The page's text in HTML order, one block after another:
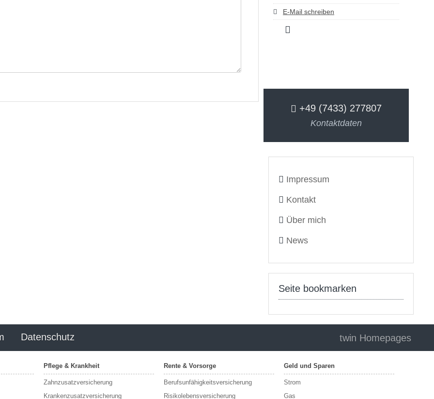
E-Mail schreiben
+49 (7433) 277807
Kontaktdaten
Impressum
Kontakt
Über mich
News
Seite bookmarken
Datenschutz twin Homepages
Pflege & Krankheit
Zahnzusatzversicherung
Krankenzusatzversicherung
Rente & Vorsorge
Berufs­unfähigkeitsversicherung
Risikolebensversicherung
Geld und Sparen
Strom
Gas